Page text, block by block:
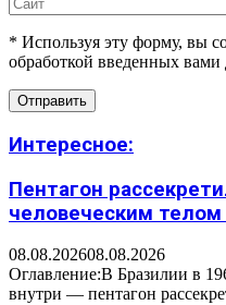
* Используя эту форму, вы
обработкой введенных
Интересное:
Пентагон
человеческим телом
08.08.202608.08.2026
Оглавление:В Бразилии в
внутри — пентагон